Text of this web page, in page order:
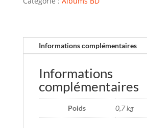
Informations complémentaires
Informations
complémentaires
Poids 0,7 kg